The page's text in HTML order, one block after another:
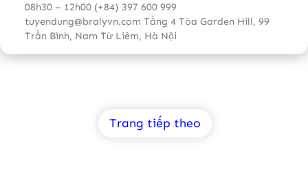
08h30 – 12h00 (+84) 397 600 999
tuyendung@bralyvn.com Tầng 4 Tòa Garden Hill, 99
Trần Bình, Nam Từ Liêm, Hà Nội
Trang tiếp theo